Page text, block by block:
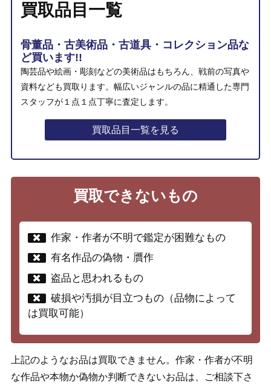
買取品目一覧
骨董品・古美術品・古道具・コレクション品な
ど買います!!
陶芸品や絵画・彫刻などの美術品はもちろん、戦前の写真や
資料なども買取ります。幅広いジャンルの品に精通した専門
スタッフが１点１点丁寧に査定します。
買取品目一覧を見る
買取できないもの
作家・作者が不明で鑑定が困難なもの
有名作品の偽物・贋作
盗品と思われるもの
破損や汚損が目立つもの（品物によって
は買取可能）
上記のようなお品は買取できません。作家・作者が不明
な作品や本物か偽物か判断できないお品は、ご相談下さ